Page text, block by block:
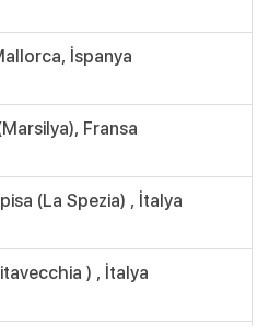
Bölgeler
İspanya
Fransa
(La Spezia) , İtalya
) , İtalya